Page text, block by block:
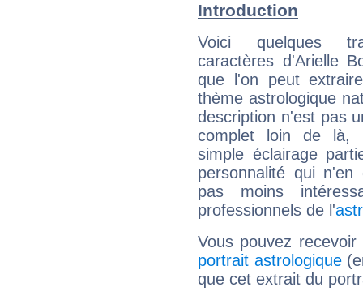
Introduction
Voici quelques
caractères d'Arielle
que l'on peut
thème astrologique
description n'est pas
complet loin de là,
simple éclairage
personnalité qui n'en
pas moins
professionnels de l'
Vous pouvez
portrait astrologique
que cet extrait du